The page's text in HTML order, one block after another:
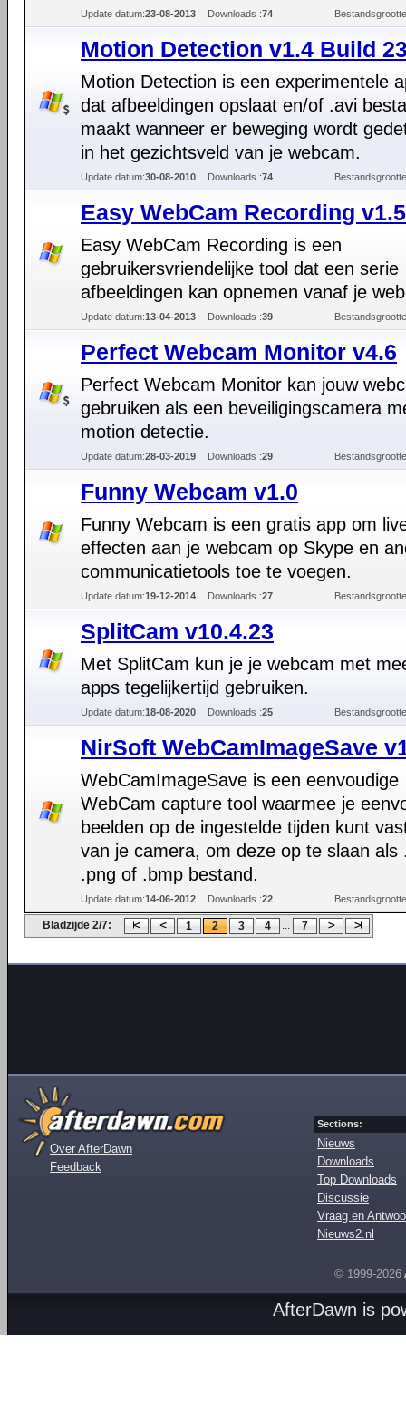
Update datum:23-08-2013 Downloads :74
Motion Detection v1.4 Build
Motion Detection is een experimentele
dat afbeeldingen opslaat en/of .avi
maakt wanneer er beweging wordt
in het gezichtsveld van je webcam.
Update datum:30-08-2010 Downloads :74
Easy WebCam Recording v1.5
Easy WebCam Recording is een
gebruikersvriendelijke tool dat een serie
afbeeldingen kan opnemen vanaf je
Update datum:13-04-2013 Downloads :39
Perfect Webcam Monitor v4.6
Perfect Webcam Monitor kan jouw
gebruiken als een beveiligingscamera
motion detectie.
Update datum:28-03-2019 Downloads :29
Funny Webcam v1.0
Funny Webcam is een gratis app om
effecten aan je webcam op Skype en
communicatietools toe te voegen.
Update datum:19-12-2014 Downloads :27
SplitCam v10.4.23
Met SplitCam kun je je webcam met
apps tegelijkertijd gebruiken.
Update datum:18-08-2020 Downloads :25
NirSoft WebCamImageSave
WebCamImageSave is een eenvoudige
WebCam capture tool waarmee je
beelden op de ingestelde tijden kunt
van je camera, om deze op te slaan als
.png of .bmp bestand.
Update datum:14-06-2012 Downloads :22
Bladzijde 2/7: 1 2 3 4 ... 7
Over AfterDawn
Feedback
Sections:
Nieuws
Downloads
Top Downloads
Discussie
Vraag en
Nieuws2.nl
© 1999-2026
AfterDawn is